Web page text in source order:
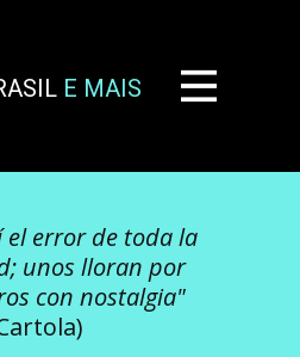
E MAIS
el error de toda la
unos lloran por
con nostalgia"